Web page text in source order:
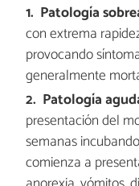
Patología
con extrema
provocando
generalmente
Patología
presentación del
semanas
comienza a